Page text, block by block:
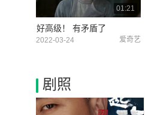
01:21
好高级！ 有矛盾了
2022-03-24 爱奇艺
剧照